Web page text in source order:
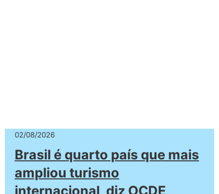
02/08/2026
Brasil é quarto país que mais
ampliou turismo